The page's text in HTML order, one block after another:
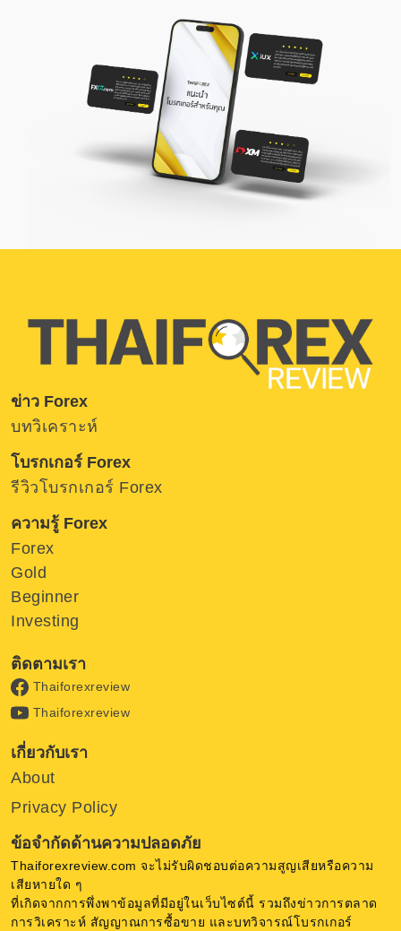
ข่าว Forex
บทวิเคราะห์
โบรกเกอร์ Forex
รีวิวโบรกเกอร์ Forex
ความรู้ Forex
Forex
Gold
Beginner
Investing
ติดตามเรา
Thaiforexreview
Thaiforexreview
เกี่ยวกับเรา
About
Privacy Policy
ข้อจำกัดด้านความปลอดภัย
Thaiforexreview.com จะไม่รับผิดชอบต่อความสูญเสียหรือความ
เสียหายใด ๆ
ที่เกิดจากการพึ่งพาข้อมูลที่มีอยู่ในเว็บไซต์นี้ รวมถึงข่าวการตลาด
การวิเคราะห์ สัญญาณการซื้อขาย และบทวิจารณ์โบรกเกอร์